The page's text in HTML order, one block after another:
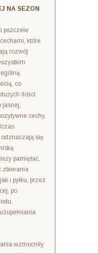
NA SEZON
pszczele
które
rozwój
co
ilości
jasnej,
cechy,
się
pamiętać,
zbierania
i pyłku, przez
po
wzmocniły